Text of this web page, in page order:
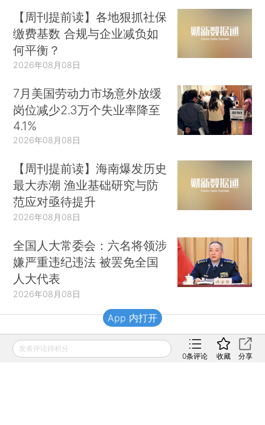
【周刊提前读】各地狠抓社保
缴费基数 合规与企业减负如
何平衡？
2026年08月08日
7月美国劳动力市场意外放缓
岗位减少2.3万个失业率降至
4.1%
2026年08月08日
【周刊提前读】海南爆发历史
最大赤潮 渔业基础研究与防
范应对亟待提升
2026年08月08日
全国人大常委会：六名将领涉
嫌严重违纪违法 被罢免全国
人大代表
2026年08月08日
财新移动
发表评论得积分
0条评论 收藏 分享
App 内打开